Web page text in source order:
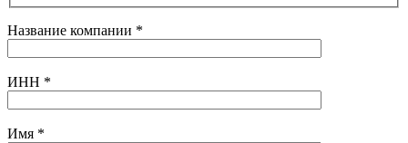
Название компании *
ИНН *
Имя *